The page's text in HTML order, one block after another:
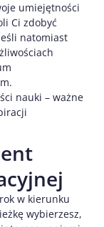
umiejętności
Ci zdobyć
natomiast
nauki – ważne
w kierunku
wybierzesz,